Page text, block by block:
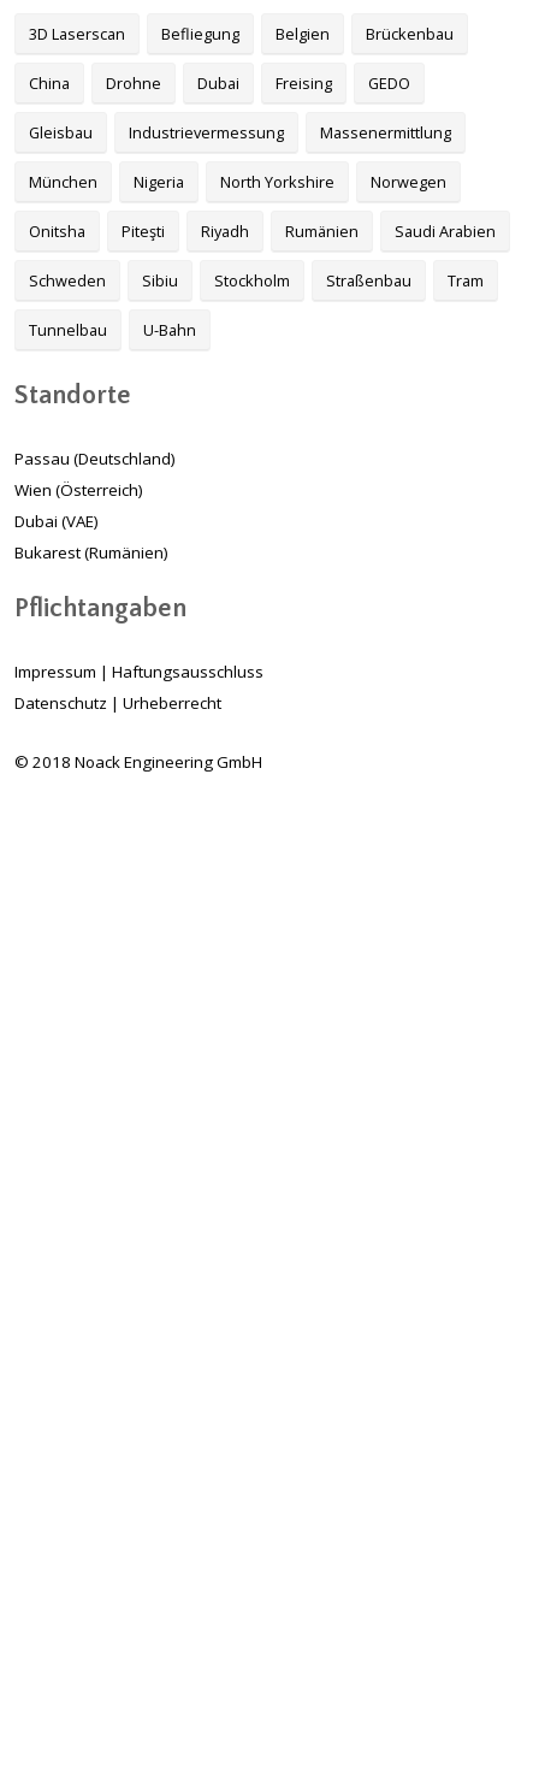
3D Laserscan Befliegung Belgien Brückenbau
China Drohne Dubai Freising GEDO
Gleisbau Industrievermessung Massenermittlung
München Nigeria North Yorkshire Norwegen
Onitsha Piteşti Riyadh Rumänien Saudi Arabien
Schweden Sibiu Stockholm Straßenbau Tram
Tunnelbau U-Bahn
Standorte
Passau (Deutschland)
Wien (Österreich)
Dubai (VAE)
Bukarest (Rumänien)
Pflichtangaben
Impressum | Haftungsausschluss
Datenschutz | Urheberrecht
© 2018 Noack Engineering GmbH